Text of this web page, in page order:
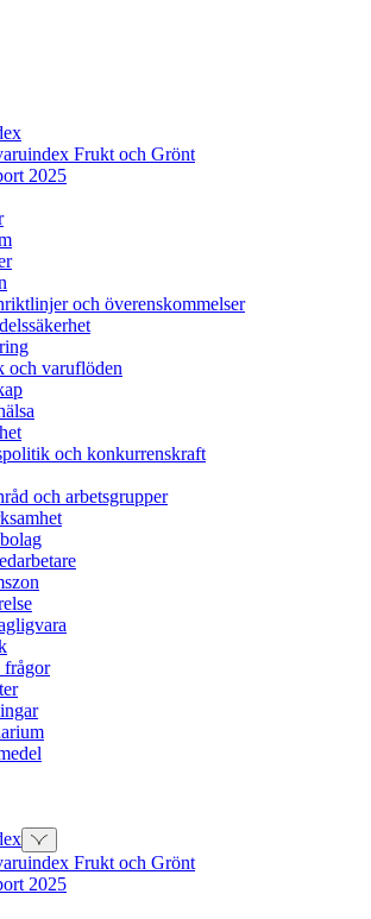
Frukt och Grönt
2025
och överenskommelser
och varuflöden
och konkurrenskraft
och arbetsgrupper
frågor
Frukt och Grönt
2025